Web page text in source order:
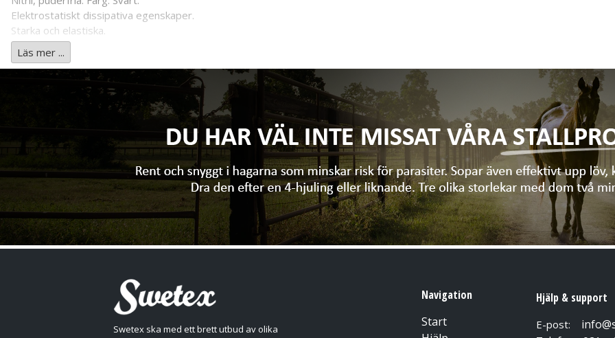
Elektrostatiskt dissipativa egenskaper.
Starka och elastiska.
Testad godkänd för olika kemikalier (EN 374).
Mikroruggad ytstruktur på fingertopparna för bättre grepp.
Vikt 9.1 ± 0.4 g.
Montering inom elektronikindustri, Bilindustrin, Hantering av fotofilm, Optisk verksamhet, Laboratorier, Tatueringsstudier, Polis
Vertikal resistens i enlighet med EN 16350:2014. Spänningsbeständighet (ohms) 14.5 x 106
Läs mer ...
Swetex ska med ett brett utbud av olika
Navigation
Start
Hjälp & support
E-post: